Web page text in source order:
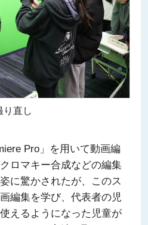
り直し
Pro」を用いて動画編
ロマキー合成などの編集
に驚かされたが、このス
編集を学び、代表者の児
えるようになった児童が